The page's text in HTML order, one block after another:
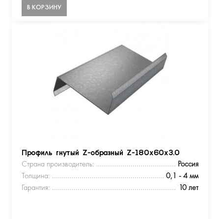
В КОРЗИНУ
Профиль гнутый Z-образный Z-180х60х3.0
Страна производитель:
Россия
Толщина:
0,1 - 4 мм
Гарантия:
10 лет